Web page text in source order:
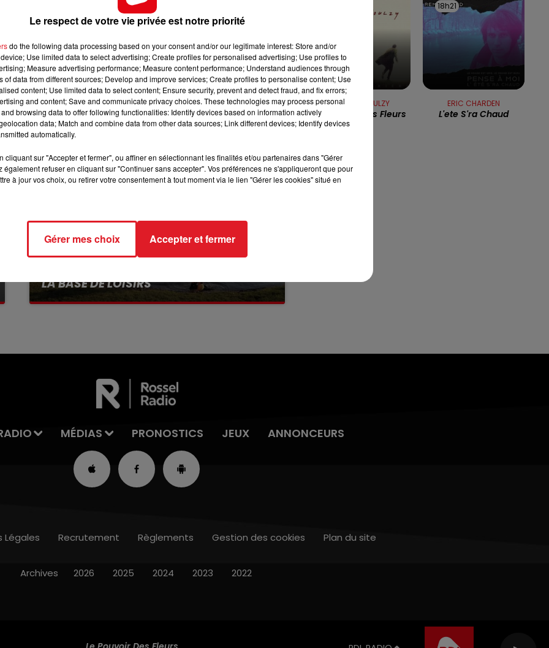
7h00 - 10h00
DEBOUT C'EST L'HEURE
12h00 - 13h00
RDL & VOUS
se rendra bien à l’usine Renault de Douai lundi 28 juin.
usine de batteries électriques. Un exemple parfait pour
l’Etat veut ainsi convaincre les grands patrons
cette future usine.
13 juillet 2026
LA BASE DE LOISIRS
La victime a coulé à pic
LAURENT VOULZY
Le Pouvoir Des Fleurs
18h21
18h21
ERIC CHARDEN
L'ete S'ra Chaud
MÉDIAS PRONOSTICS JEUX ANNONCEURS
Légales Recrutement Règlements Gestion des cookies Plan du site
Archives 2026 2025 2024 2023 2022
Le respect de votre vie privée est notre priorité
do the following data processing based on your consent and/or our legitimate interest: Store and/or
Use limited data to select advertising; Create profiles for personalised advertising; Use profiles to
Measure advertising performance; Measure content performance; Understand audiences through
of data from different sources; Develop and improve services; Create profiles to personalise content; Use
content; Use limited data to select content; Ensure security, prevent and detect fraud, and fix errors;
and content; Save and communicate privacy choices. These technologies may process personal
browsing data to offer following functionalities: Identify devices based on information actively
data; Match and combine data from other data sources; Link different devices; Identify devices
automatically.
cliquant sur "Accepter et fermer", ou affiner en sélectionnant les finalités et/ou partenaires dans "Gérer
également refuser en cliquant sur "Continuer sans accepter". Vos préférences ne s'appliqueront que pour
à jour vos choix, ou retirer votre consentement à tout moment via le lien "Gérer les cookies" situé en
Gérer mes choix Accepter et fermer